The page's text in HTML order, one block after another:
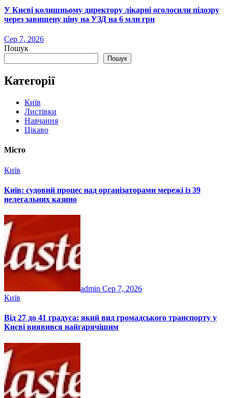
У Києві колишньому директору лікарні оголосили підозру
через завищену ціну на УЗД на 6 млн грн
Сер 7, 2026
Пошук
Пошук
Категорії
Київ
Листівки
Навчання
Цікаво
Місто
Київ
Київ: судовий процес над організаторами мережі із 39
нелегальних казино
admin Сер 7, 2026
Київ
Від 27 до 41 градуса: який вид громадського транспорту у
Києві виявився найгарячішим